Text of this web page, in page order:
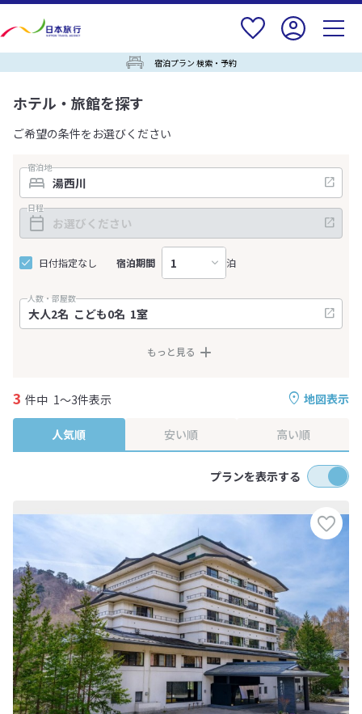
宿泊プラン 検索・予約
ホテル・旅館を探す
ご希望の条件をお選びください
宿泊地
日程
日付指定なし 宿泊期間 泊
人数・部屋数
もっと見る
地図表示
3 件中 1～3件表示
人気順 安い順 高い順
プランを表示する